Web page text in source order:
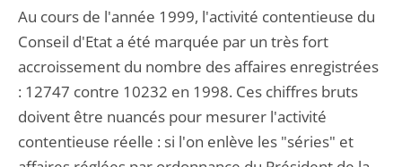
Au cours de l'année 1999, l'activité contentieuse du
Conseil d'Etat a été marquée par un très fort
accroissement du nombre des affaires enregistrées
: 12747 contre 10232 en 1998. Ces chiffres bruts
doivent être nuancés pour mesurer l'activité
contentieuse réelle : si l'on enlève les "séries" et